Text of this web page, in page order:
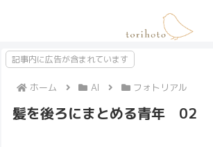
記事内に広告が含まれています
ホーム AI フォトリアル
髪を後ろにまとめる青年 02